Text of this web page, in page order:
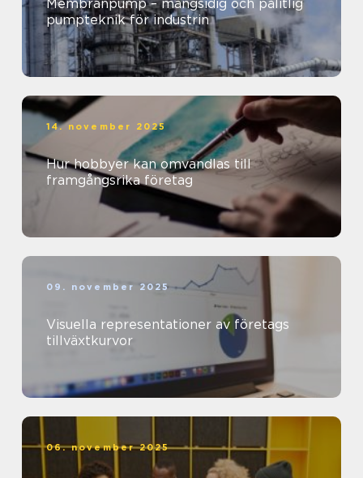
Membranpump – mångsidig och pålitlig
pumpteknik för industrin
14. november 2025
Hur hobbyer kan omvandlas till
framgångsrika företag
09. november 2025
Visuella representationer av företags
tillväxtkurvor
06. november 2025